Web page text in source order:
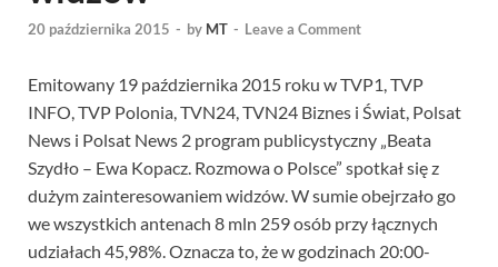
20 października 2015 - by MT - Leave a Comment
Emitowany 19 października 2015 roku w TVP1, TVP
INFO, TVP Polonia, TVN24, TVN24 Biznes i Świat, Polsat
News i Polsat News 2 program publicystyczny „Beata
Szydło – Ewa Kopacz. Rozmowa o Polsce” spotkał się z
dużym zainteresowaniem widzów. W sumie obejrzało go
we wszystkich antenach 8 mln 259 osób przy łącznych
udziałach 45,98%. Oznacza to, że w godzinach 20:00-